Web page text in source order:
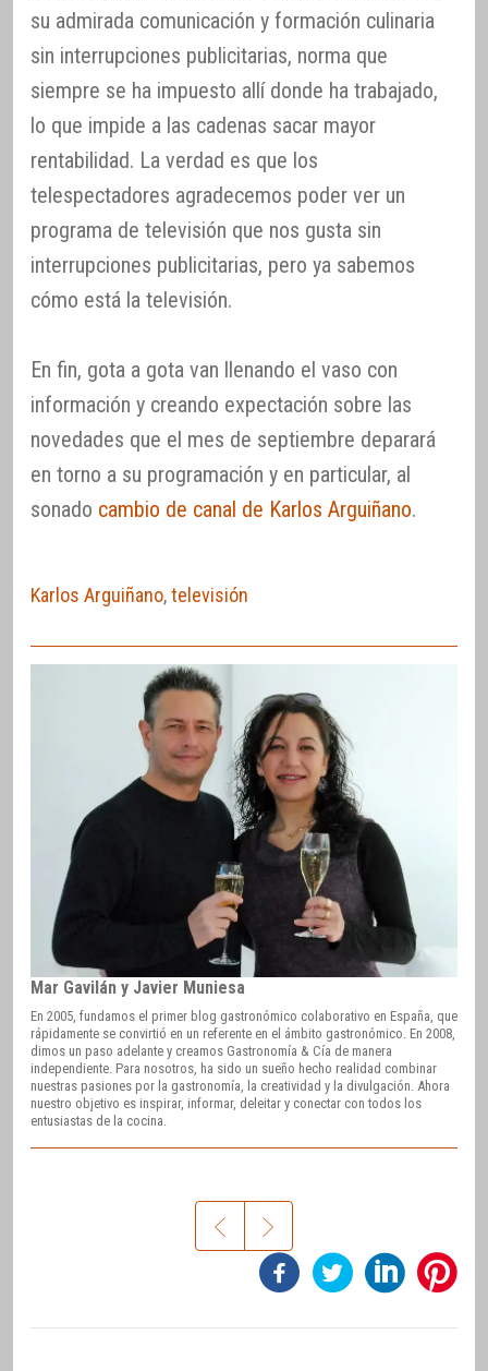
su admirada comunicación y formación culinaria
sin interrupciones publicitarias, norma que
siempre se ha impuesto allí donde ha trabajado,
lo que impide a las cadenas sacar mayor
rentabilidad. La verdad es que los
telespectadores agradecemos poder ver un
programa de televisión que nos gusta sin
interrupciones publicitarias, pero ya sabemos
cómo está la televisión.
En fin, gota a gota van llenando el vaso con
información y creando expectación sobre las
novedades que el mes de septiembre deparará
en torno a su programación y en particular, al
sonado cambio de canal de Karlos Arguiñano.
Karlos Arguiñano,televisión
Mar Gavilán y Javier Muniesa
En 2005, fundamos el primer blog gastronómico colaborativo en España, que
rápidamente se convirtió en un referente en el ámbito gastronómico. En 2008,
dimos un paso adelante y creamos Gastronomía & Cía de manera
independiente. Para nosotros, ha sido un sueño hecho realidad combinar
nuestras pasiones por la gastronomía, la creatividad y la divulgación. Ahora
nuestro objetivo es inspirar, informar, deleitar y conectar con todos los
entusiastas de la cocina.